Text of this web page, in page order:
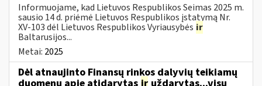
Informuojame, kad Lietuvos Respublikos Seimas 2025 m.
sausio 14 d. priėmė Lietuvos Respublikos įstatymą Nr.
XV-103 dėl Lietuvos Respublikos Vyriausybės ir
Baltarusijos...
Metai: 2025
Dėl atnaujinto Finansų rinkos dalyvių teikiamų
duomenų apie atidarytas ir uždarytas...visų